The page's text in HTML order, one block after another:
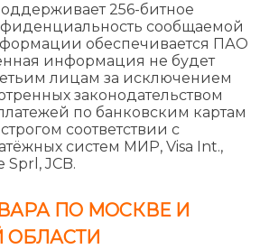
256-битное
сообщаемой
обеспечивается ПАО
информация не будет
лицам за исключением
законодательством
по банковским картам
соответствии с
систем МИР, Visa Int.,
Sprl, JCB.
ПО МОСКВЕ И
ОБЛАСТИ